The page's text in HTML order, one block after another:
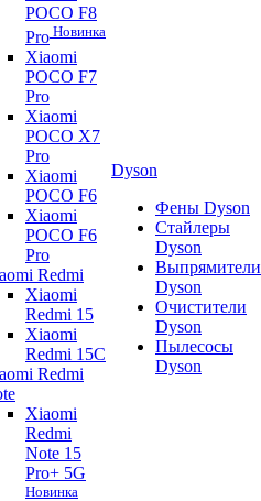
POCO F8
Pro Новинка
Xiaomi
POCO F7
Pro
Xiaomi
POCO X7
Pro
Xiaomi
POCO F6
Xiaomi
POCO F6
Pro
Redmi
Xiaomi
Redmi 15
Xiaomi
Redmi 15C
Redmi
Xiaomi
Redmi
Note 15
Pro+ 5G
Новинка
Dyson
Фены Dyson
Стайлеры
Dyson
Выпрямители
Dyson
Очистители
Dyson
Пылесосы
Dyson